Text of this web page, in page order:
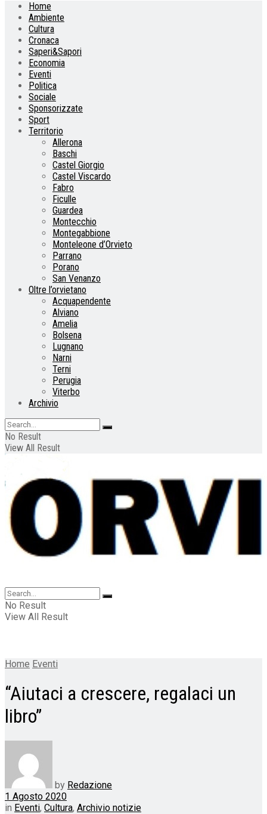
Home
Ambiente
Cultura
Cronaca
Saperi&Sapori
Economia
Eventi
Politica
Sociale
Sponsorizzate
Sport
Territorio
Allerona
Baschi
Castel Giorgio
Castel Viscardo
Fabro
Ficulle
Guardea
Montecchio
Montegabbione
Monteleone d’Orvieto
Parrano
Porano
San Venanzo
Oltre l’orvietano
Acquapendente
Alviano
Amelia
Bolsena
Lugnano
Narni
Terni
Perugia
Viterbo
Archivio
No Result
View All Result
No Result
View All Result
Home Eventi
“Aiutaci a crescere, regalaci un
libro”
by Redazione
1 Agosto 2020
in Eventi, Cultura, Archivio notizie